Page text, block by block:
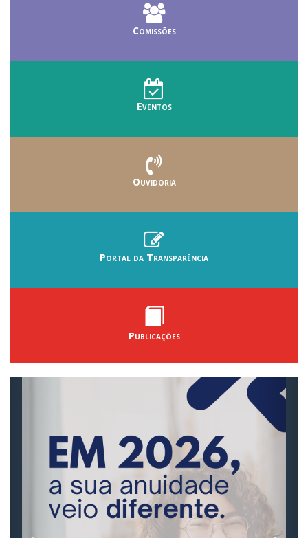
Comissões
Eventos
Ouvidoria
Portal da Transparência
Publicações